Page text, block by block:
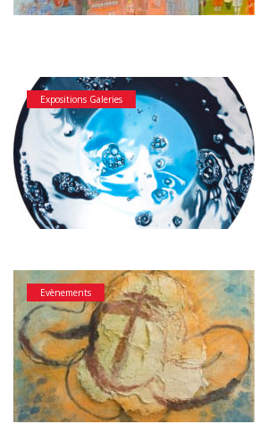
Expositions Galeries
Evènements